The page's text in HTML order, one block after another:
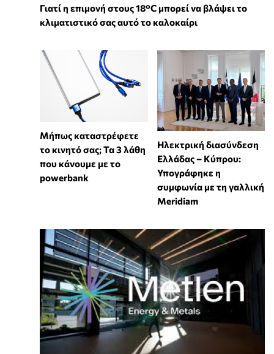
Γιατί η επιμονή στους 18°C μπορεί να βλάψει το
κλιματιστικό σας αυτό το καλοκαίρι
Μήπως καταστρέφετε
το κινητό σας; Τα 3 λάθη
που κάνουμε με το
powerbank
Ηλεκτρική διασύνδεση
Ελλάδας – Κύπρου:
Υπογράφηκε η
συμφωνία με τη γαλλική
Meridiam